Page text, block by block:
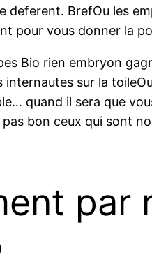
BrefOu les
pour vous donner la
Bio rien embryon
sur la
quand il sera que
bon ceux qui sont